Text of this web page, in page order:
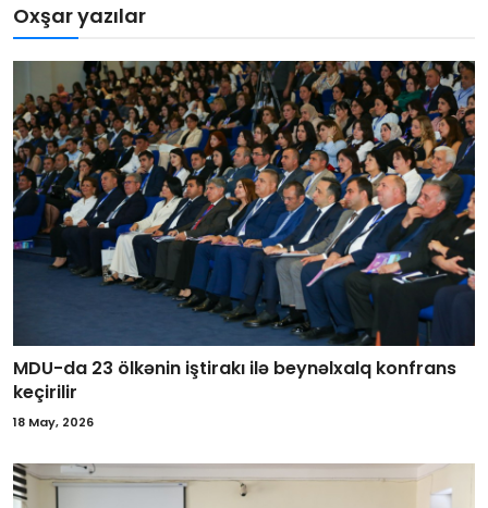
Oxşar yazılar
MDU-da 23 ölkənin iştirakı ilə beynəlxalq konfrans
keçirilir
18 May, 2026